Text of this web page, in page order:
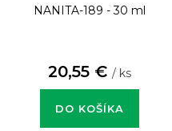
NANITA-189 - 30 ml
20,55 € / ks
DO KOŠÍKA